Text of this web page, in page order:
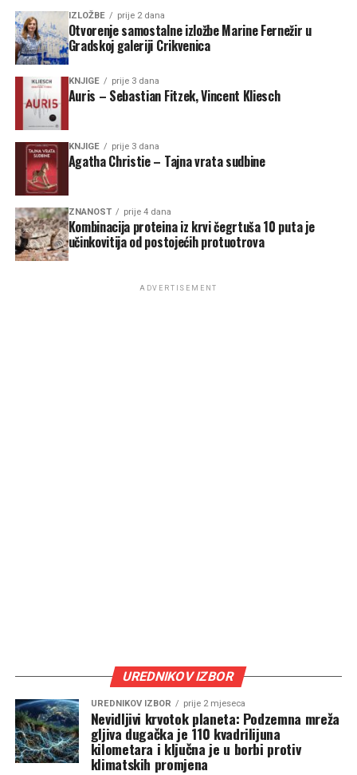
IZLOŽBE prije 2 dana
Otvorenje samostalne izložbe Marine Fernežir u
Gradskoj galeriji Crikvenica
KNJIGE prije 3 dana
Auris – Sebastian Fitzek, Vincent Kliesch
KNJIGE prije 3 dana
Agatha Christie – Tajna vrata sudbine
ZNANOST prije 4 dana
Kombinacija proteina iz krvi čegrtuša 10 puta je
učinkovitija od postojećih protuotrova
ADVERTISEMENT
UREDNIKOV IZBOR
UREDNIKOV IZBOR prije 2 mjeseca
Nevidljivi krvotok planeta: Podzemna mreža
gljiva dugačka je 110 kvadrilijuna
kilometara i ključna je u borbi protiv
klimatskih promjena